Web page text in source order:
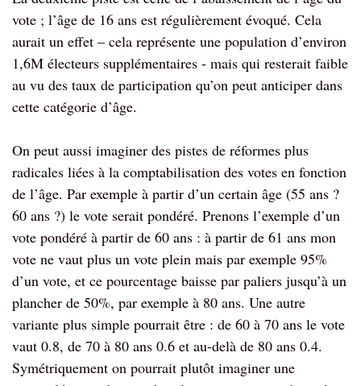
vote ; l’âge de 16 ans est régulièrement évoqué. Cela
aurait un effet – cela représente une population d’environ
1,6M électeurs supplémentaires - mais qui resterait faible
au vu des taux de participation qu’on peut anticiper dans
cette catégorie d’âge.
On peut aussi imaginer des pistes de réformes plus
radicales liées à la comptabilisation des votes en fonction
de l’âge. Par exemple à partir d’un certain âge (55 ans ?
60 ans ?) le vote serait pondéré. Prenons l’exemple d’un
vote pondéré à partir de 60 ans : à partir de 61 ans mon
vote ne vaut plus un vote plein mais par exemple 95%
d’un vote, et ce pourcentage baisse par paliers jusqu’à un
plancher de 50%, par exemple à 80 ans. Une autre
variante plus simple pourrait être : de 60 à 70 ans le vote
vaut 0.8, de 70 à 80 ans 0.6 et au-delà de 80 ans 0.4.
Symétriquement on pourrait plutôt imaginer une